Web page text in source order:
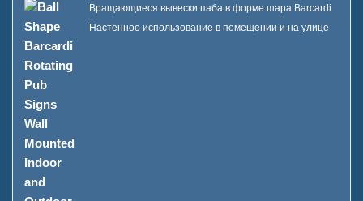
Вращающиеся вывески паба в форме шара Barcardi
Настенное использование в помещении и на улице